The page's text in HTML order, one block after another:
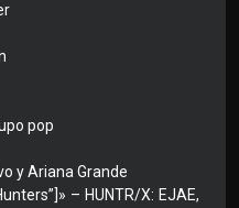
pop
y Ariana Grande
– HUNTR/X: EJAE,